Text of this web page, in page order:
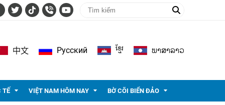
中文 Pусский ខ្មែរ ພາ​ສາ​ລາວ
TẾ VIỆT NAM HÔM NAY BỜ CÕI BIỂN ĐẢO